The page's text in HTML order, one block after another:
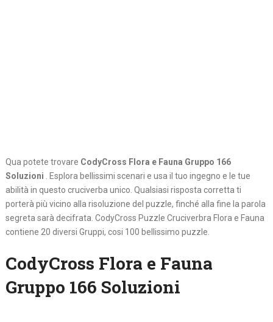
Qua potete trovare CodyCross Flora e Fauna Gruppo 166
Soluzioni . Esplora bellissimi scenari e usa il tuo ingegno e le tue
abilità in questo cruciverba unico. Qualsiasi risposta corretta ti
porterà più vicino alla risoluzione del puzzle, finché alla fine la parola
segreta sarà decifrata. CodyCross Puzzle Cruciverbra Flora e Fauna
contiene 20 diversi Gruppi, cosi 100 bellissimo puzzle.
CodyCross Flora e Fauna
Gruppo 166 Soluzioni